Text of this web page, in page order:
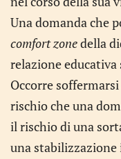
Una domanda che
comfort zonedella
relazione
Occorre
rischio che una
il rischio di una
una stabilizzazione